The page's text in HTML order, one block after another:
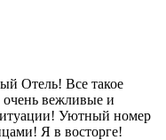
Отель! Все такое
вежливые и
Уютный номер
Я в восторге!